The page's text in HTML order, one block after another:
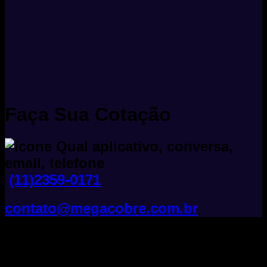
Faça Sua Cotação
(11)2359-0171
contato@megacobre.com.br